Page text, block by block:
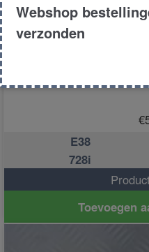
€
E38
728i
Toevoegen
Webshop
verzonden